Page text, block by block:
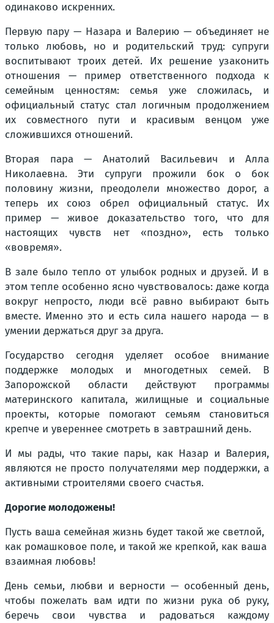
одинаково искренних.
Первую пару — Назара и Валерию — объединяет не
только любовь, но и родительский труд: супруги
воспитывают троих детей. Их решение узаконить
отношения — пример ответственного подхода к
семейным ценностям: семья уже сложилась, и
официальный статус стал логичным продолжением
их совместного пути и красивым венцом уже
сложившихся отношений.
Вторая пара — Анатолий Васильевич и Алла
Николаевна. Эти супруги прожили бок о бок
половину жизни, преодолели множество дорог, а
теперь их союз обрел официальный статус. Их
пример — живое доказательство того, что для
настоящих чувств нет «поздно», есть только
«вовремя».
В зале было тепло от улыбок родных и друзей. И в
этом тепле особенно ясно чувствовалось: даже когда
вокруг непросто, люди всё равно выбирают быть
вместе. Именно это и есть сила нашего народа — в
умении держаться друг за друга.
Государство сегодня уделяет особое внимание
поддержке молодых и многодетных семей. В
Запорожской области действуют программы
материнского капитала, жилищные и социальные
проекты, которые помогают семьям становиться
крепче и увереннее смотреть в завтрашний день.
И мы рады, что такие пары, как Назар и Валерия,
являются не просто получателями мер поддержки, а
активными строителями своего счастья.
Дорогие молодожены!
Пусть ваша семейная жизнь будет такой же светлой,
как ромашковое поле, и такой же крепкой, как ваша
взаимная любовь!
День семьи, любви и верности — особенный день,
чтобы пожелать вам идти по жизни рука об руку,
беречь свои чувства и радоваться каждому